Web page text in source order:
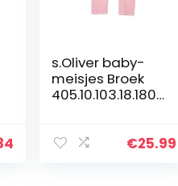
s.Oliver baby-
meisjes Broek
405.10.103.18.180.
€25.99